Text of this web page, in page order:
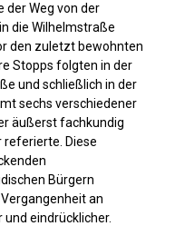
Weg von der
die Wilhelmstraße
den zuletzt bewohnten
Stopps folgten in der
und schließlich in der
sechs verschiedener
äußerst fachkundig
referierte. Diese
Bürgern
an
eindrücklicher.